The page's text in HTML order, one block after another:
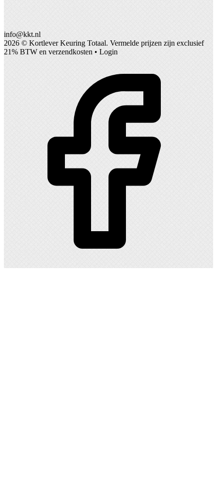
info@kkt.nl
2026 © Kortlever Keuring Totaal. Vermelde prijzen zijn exclusief
21% BTW en verzendkosten • Login